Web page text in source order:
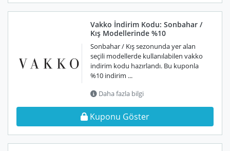
Vakko İndirim Kodu: Sonbahar /
Kış Modellerinde %10
Sonbahar / Kış sezonunda yer alan
seçili modellerde kullanılabilen vakko
indirim kodu hazırlandı. Bu kuponla
%10 indirim ...
Daha fazla bilgi
Kuponu Göster